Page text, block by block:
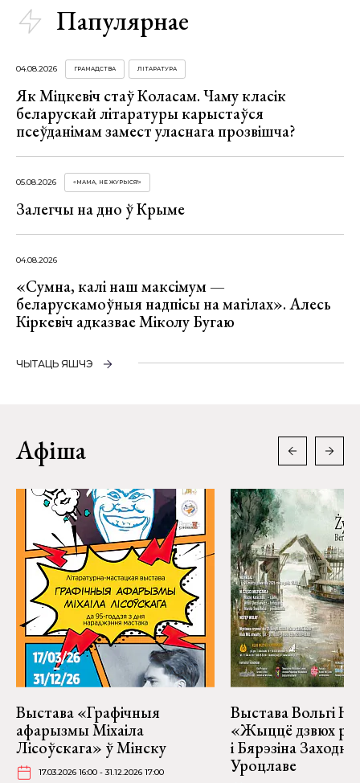
Папулярнае
04.08.2026 ГРАМАДСТВА ЛІТАРАТУРА
Як Міцкевіч стаў Коласам. Чаму класік
беларускай літаратуры карыстаўся
псеўданімам замест уласнага прозвішча?
05.08.2026 «МАМА, НЕ ЖУРЫСЯ!»
Залегчы на дно ў Крыме
04.08.2026
«Сумна, калі наш максімум —
беларускамоўныя надпісы на магілах». Алесь
Кіркевіч адказвае Міколу Бугаю
ЧЫТАЦЬ ЯШЧЭ
Афіша
Выстава «Графічныя
афарызмы Міхаіла
Лісоўскага» ў Мінску
17.03.2026 16:00 - 31.12.2026 17:00
Выстава Вольгі
«Жыццё дзвюх
і Бярэзіна
Уроцлаве